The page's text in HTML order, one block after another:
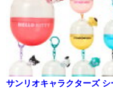
サンリオキャラクターズ シ